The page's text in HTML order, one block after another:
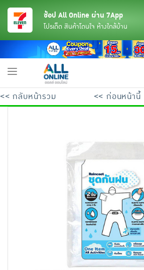
ขนมขบเคี้ยว และช็อคโกแลต
ช้อป All Online ผ่าน 7App
โปรเด็ด สินค้าโดนใจ ห้างใกล้บ้าน
Toggle
<< กลับหน้ารวม << ก่อนหน้านี้